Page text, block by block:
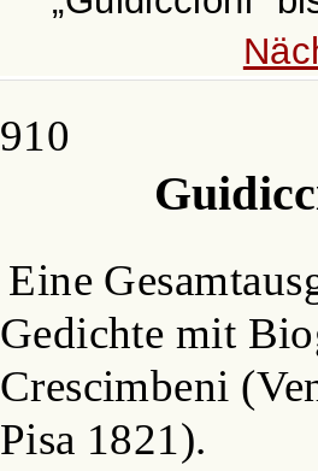
910
Eine
Gedichte mit
Crescimbeni
Pisa 1821).